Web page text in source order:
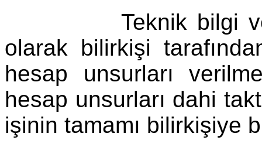
Teknik bilgi ve
olarak bilirkişi
hesap unsurları
hesap unsurları dahi
işinin tamamı bilirkişiye